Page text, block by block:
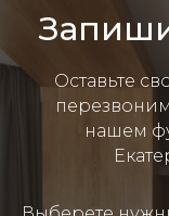
Оставьте
нашем